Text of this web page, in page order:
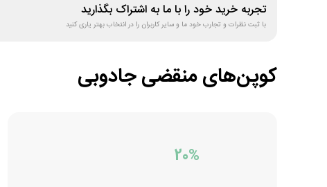
تجربه خرید خود را با ما به اشتراک بگذارید
با ثبت نظرات و تجارب خود ما و سایر کاربران را در انتخاب بهتر یاری کنید
کوپن‌های منقضیجادوبی
20%